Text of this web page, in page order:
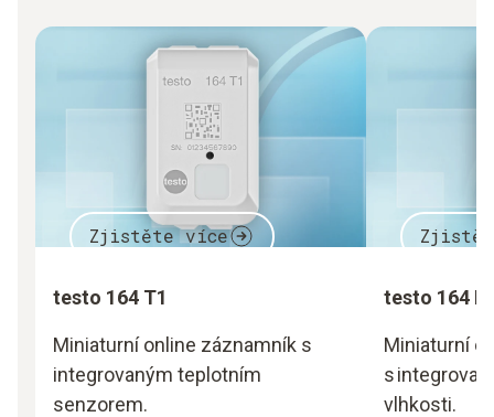
Zjistěte více
testo 164 T1
Miniaturní online záznamník s
integrovaným teplotním
senzorem.
testo 164
Miniaturní
s
vlhkosti.